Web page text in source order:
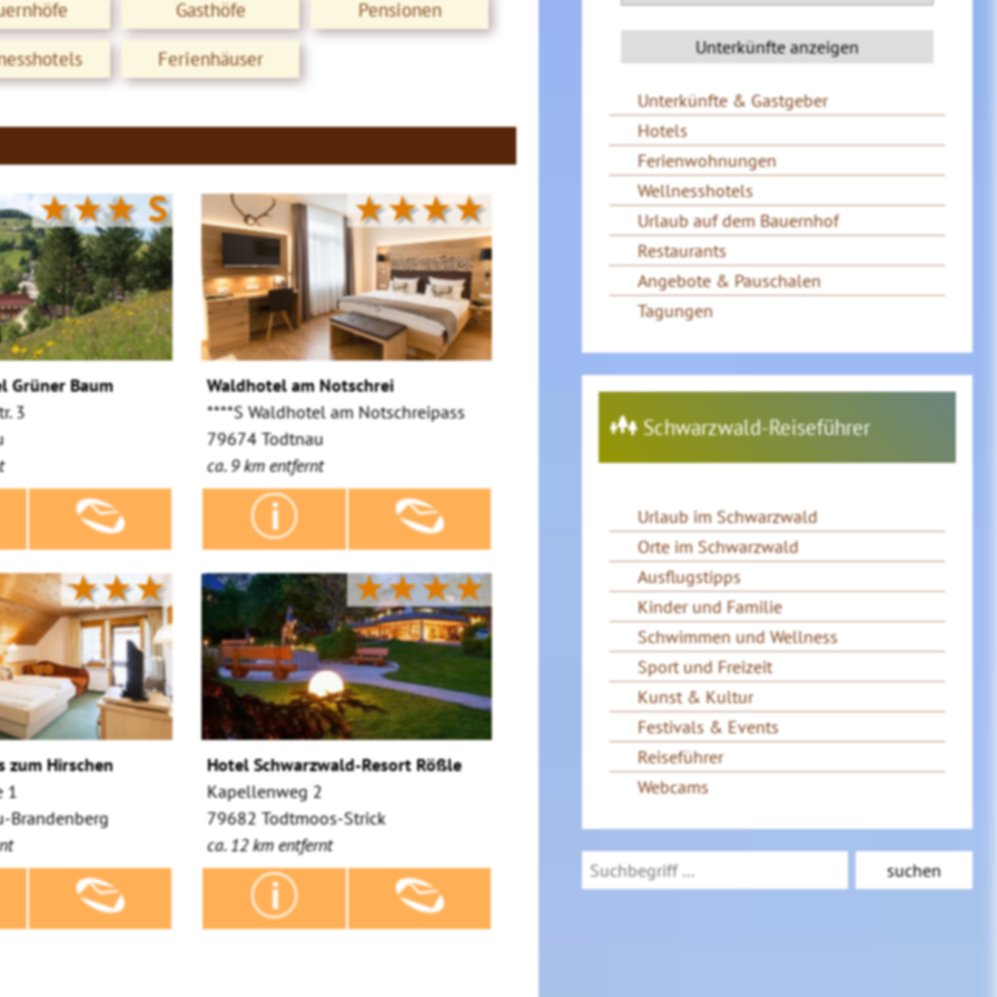
Gasthöfe
Pensionen
Ferienhäuser
★★★S
Grüner Baum
3
★★★★
Waldhotel am Notschrei
****S Waldhotel am Notschreipass
79674 Todtnau
ca. 9 km entfernt
★★★
zum Hirschen
1
Brandenberg
★★★★
Hotel Schwarzwald-Resort Rößle
Kapellenweg 2
79682 Todtmoos-Strick
ca. 12 km entfernt
Unterkünfte & Gastgeber
Hotels
Ferienwohnungen
Wellnesshotels
Urlaub auf dem Bauernhof
Restaurants
Angebote & Pauschalen
Tagungen
Schwarzwald-Reiseführer
Urlaub im Schwarzwald
Orte im Schwarzwald
Ausflugstipps
Kinder und Familie
Schwimmen und Wellness
Sport und Freizeit
Kunst & Kultur
Festivals & Events
Reiseführer
Webcams